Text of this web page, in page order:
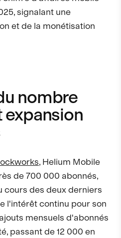
signalant une
et de la monétisation
nombre
expansion
, Helium Mobile
de 700 000 abonnés,
cours des deux derniers
l'intérêt continu pour son
mensuels d'abonnés
passant de 12 000 en